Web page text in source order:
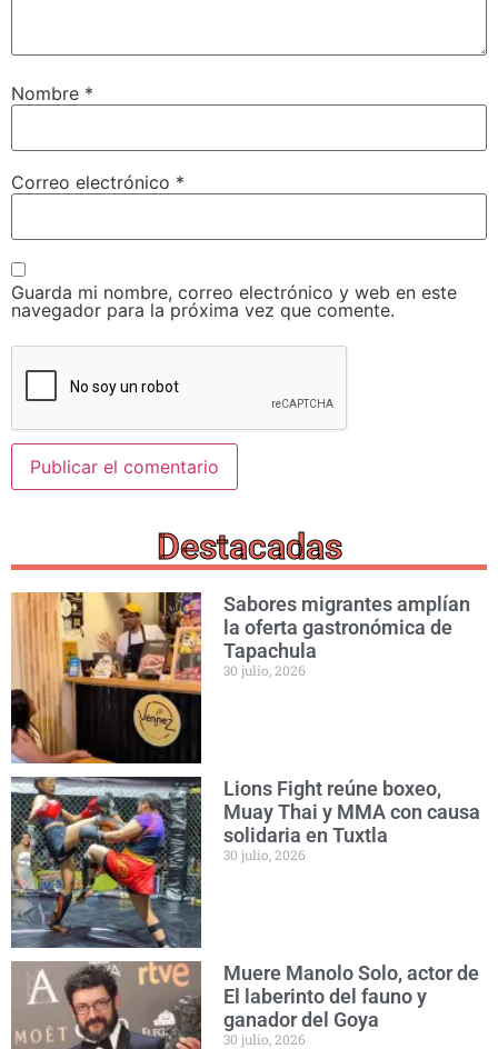
Nombre *
Correo electrónico *
Guarda mi nombre, correo electrónico y web en este
navegador para la próxima vez que comente.
Destacadas
Sabores migrantes amplían
la oferta gastronómica de
Tapachula
30 julio, 2026
Lions Fight reúne boxeo,
Muay Thai y MMA con causa
solidaria en Tuxtla
30 julio, 2026
Muere Manolo Solo, actor de
El laberinto del fauno y
ganador del Goya
30 julio, 2026